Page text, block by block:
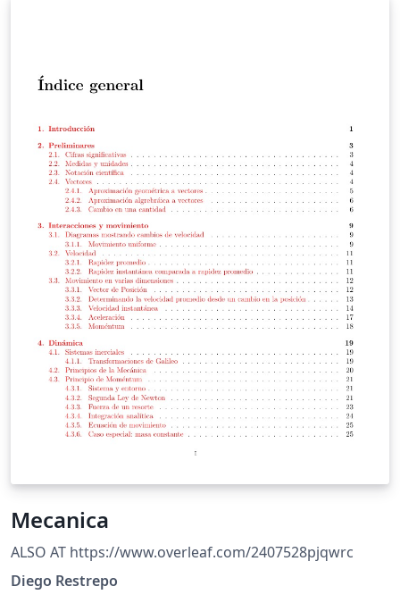
Mecanica
ALSO AT https://www.overleaf.com/2407528pjqwrc
Diego Restrepo